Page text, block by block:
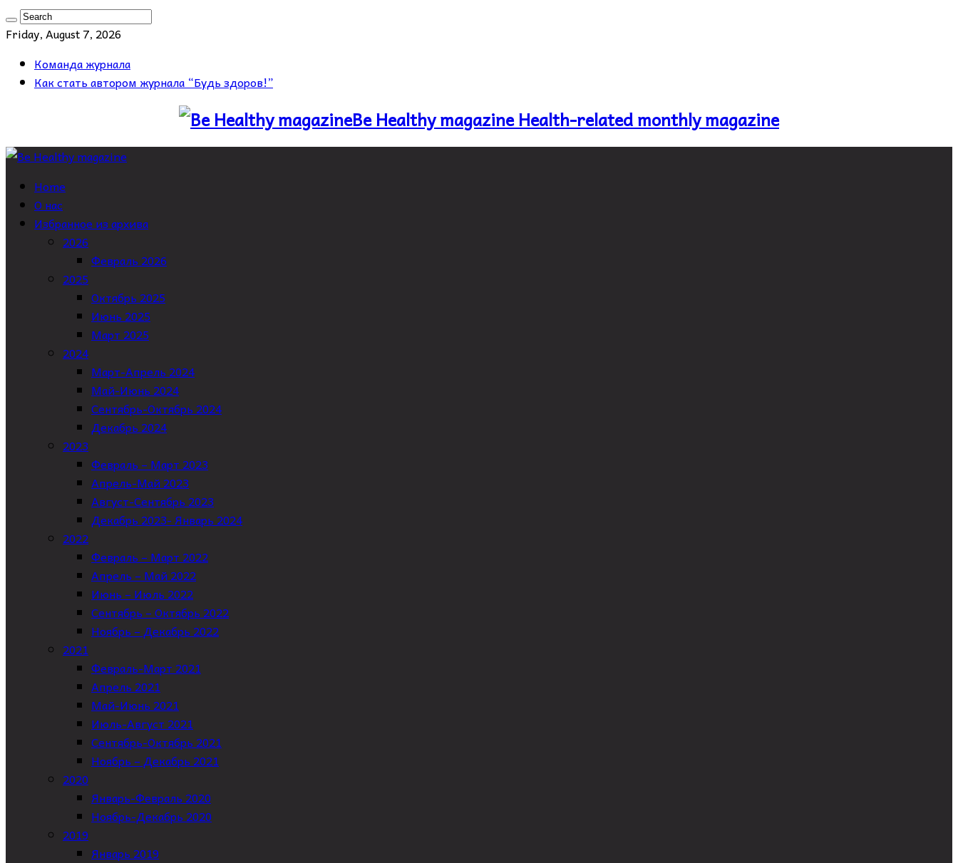
Friday, August 7, 2026
Команда журнала
Как стать автором журнала “Будь здоров!”
Be Healthy magazine Health-related monthly magazine
Home
О нас
Избранное из архива
2026
Февраль 2026
2025
Октябрь 2025
Июнь 2025
Март 2025
2024
Март-Апрель 2024
Май-Июнь 2024
Сентябрь-Октябрь 2024
Декабрь 2024
2023
Февраль – Март 2023
Апрель-Май 2023
Август-Сентябрь 2023
Декабрь 2023- Январь 2024
2022
Февраль – Март 2022
Апрель – Май 2022
Июнь – Июль 2022
Сентябрь – Октябрь 2022
Ноябрь – Декабрь 2022
2021
Февраль-Март 2021
Апрель 2021
Май-Июнь 2021
Июль-Август 2021
Сентябрь-Октябрь 2021
Ноябрь – Декабрь 2021
2020
Январь-Февраль 2020
Ноябрь-Декабрь 2020
2019
Январь 2019